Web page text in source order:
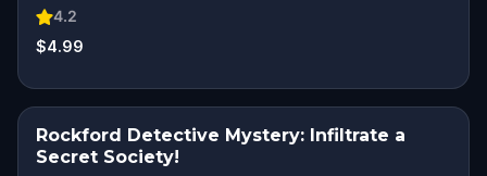
4.2
$4.99
Rockford Detective Mystery: Infiltrate a
Secret Society!